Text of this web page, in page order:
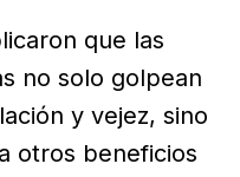
que las
no solo golpean
y vejez, sino
otros beneficios